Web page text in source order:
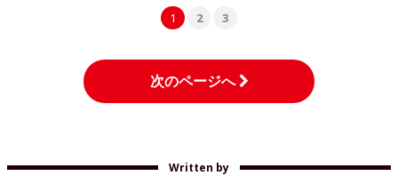
1 2 3
次のページへ
Written by